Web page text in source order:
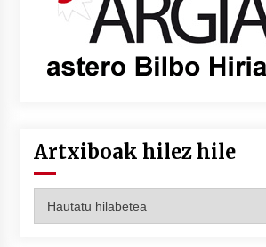
Artxiboak hilez hile
hilez